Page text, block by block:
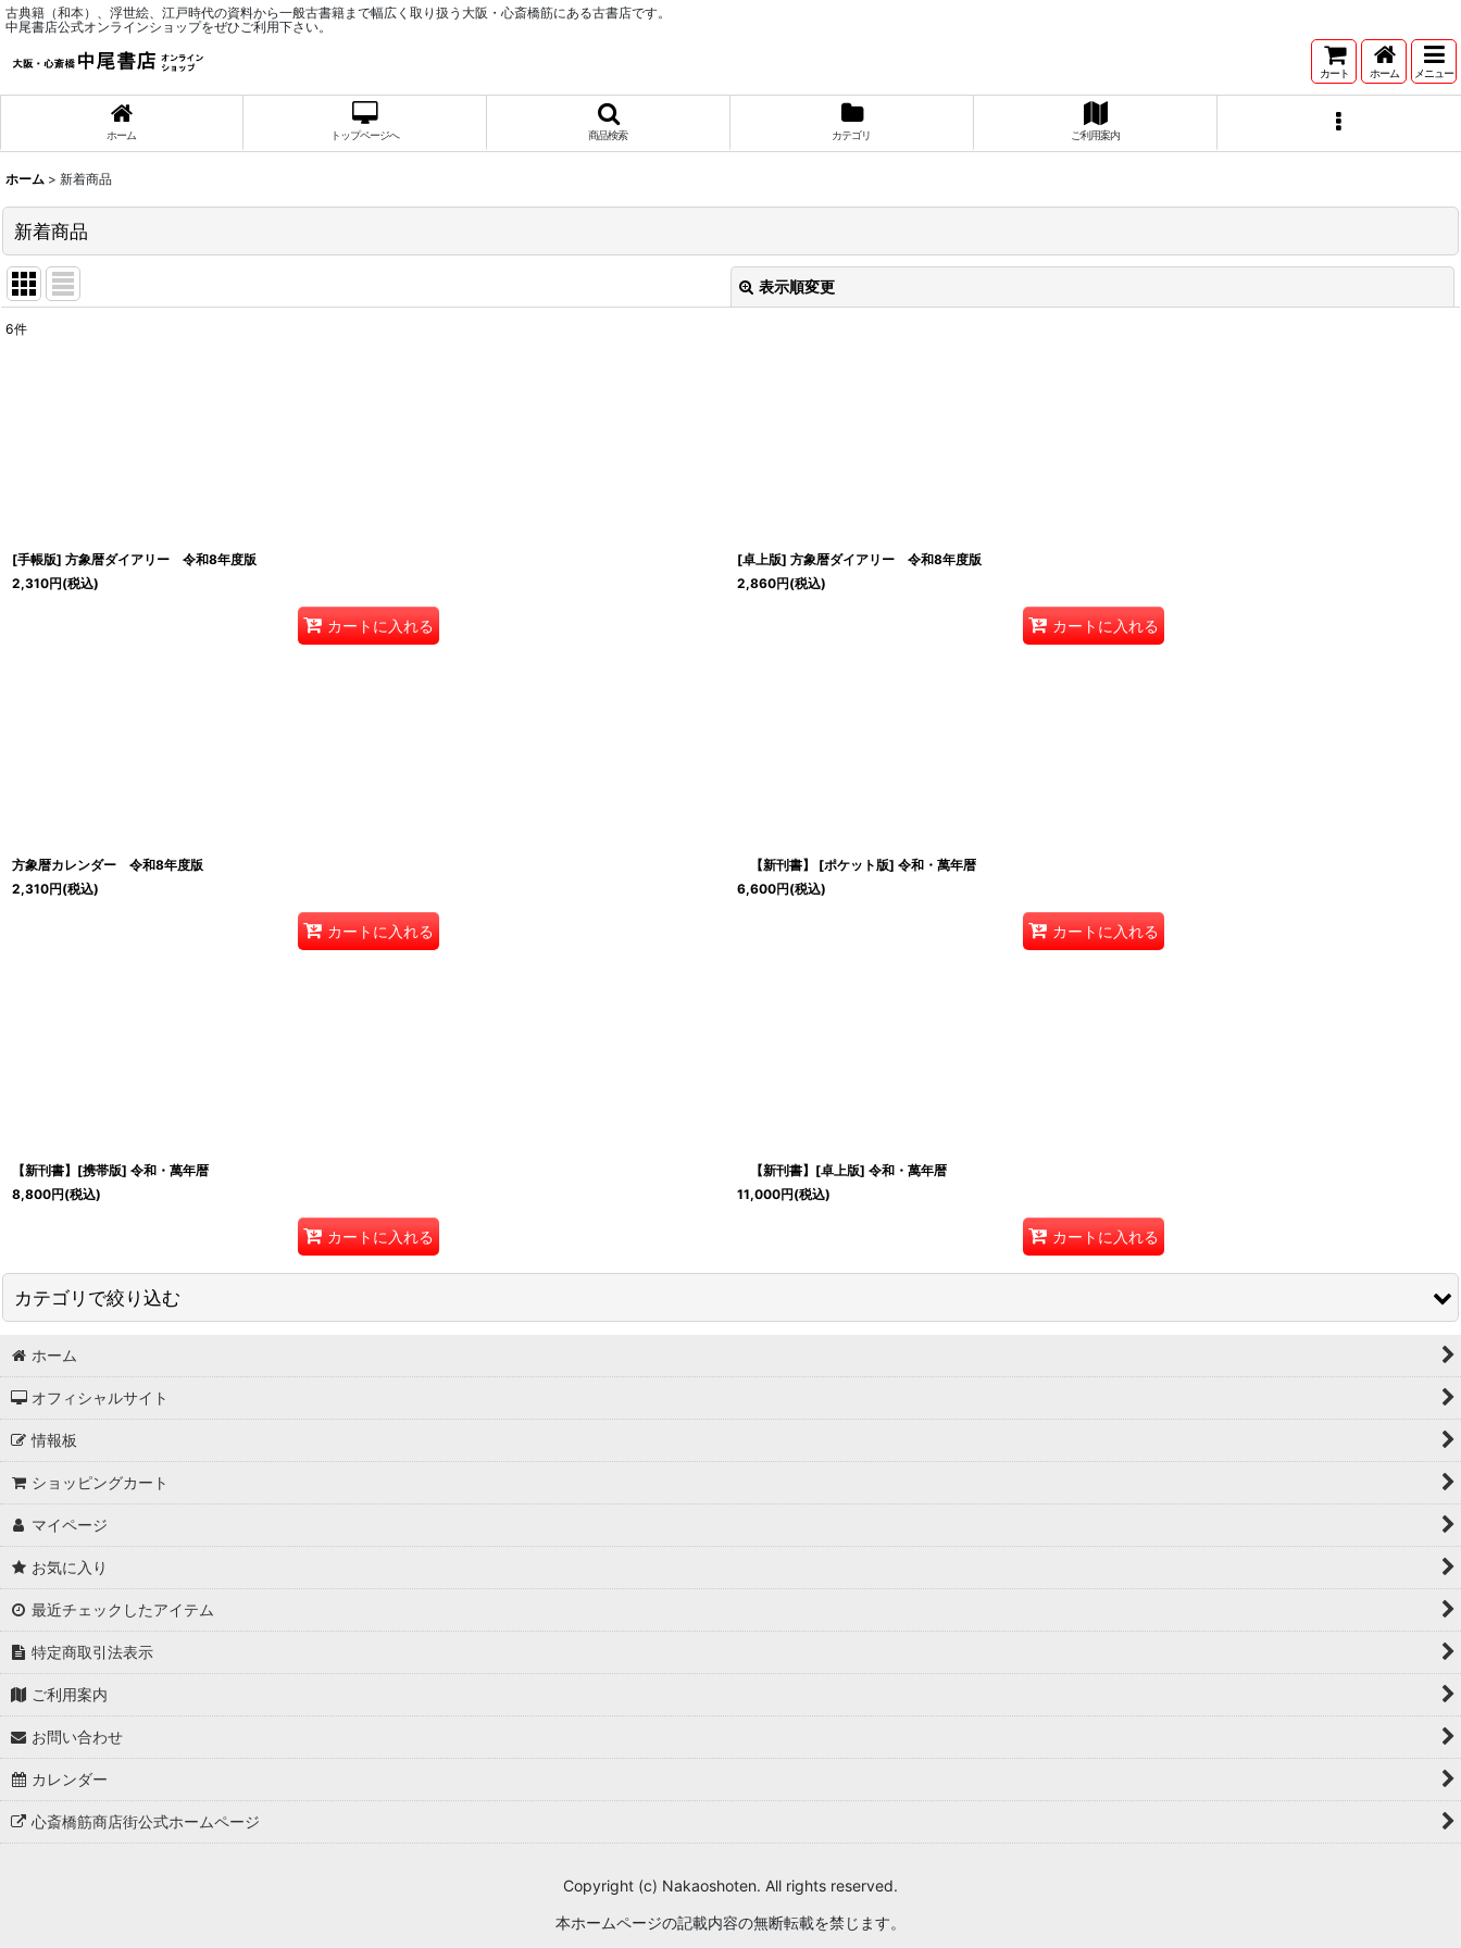
古典籍（和本）、浮世絵、江戸時代の資料から一般古書籍まで幅広く取り扱う大阪・心斎橋筋にある古書店です。
中尾書店公式オンラインショップをぜひご利用下さい。
カート ホーム メニュー
ホーム トップページへ 商品検索 カテゴリ ご利用案内
ホーム > 新着商品
新着商品
表示順変更
6件
[手帳版] 方象暦ダイアリー 令和8年度版
2,310円(税込)
カートに入れる
[卓上版] 方象暦ダイアリー 令和8年度版
2,860円(税込)
カートに入れる
方象暦カレンダー 令和8年度版
2,310円(税込)
カートに入れる
【新刊書】 [ポケット版] 令和・萬年暦
6,600円(税込)
カートに入れる
【新刊書】[携帯版] 令和・萬年暦
8,800円(税込)
カートに入れる
【新刊書】[卓上版] 令和・萬年暦
11,000円(税込)
カートに入れる
カテゴリで絞り込む
古典籍目録（和本）
古書籍目録
運命学関係古書目録
書道関係古書目録
浮世絵目録
方象暦カレンダー・ダイアリー
新菜箸本撰（しんさいばしほんえらみ）
心斎橋筋の文化史
モダン心斎橋コレクション(メトロポリスの時代と記憶)
ホーム
オフィシャルサイト
情報板
ショッピングカート
マイページ
お気に入り
最近チェックしたアイテム
特定商取引法表示
ご利用案内
お問い合わせ
カレンダー
心斎橋筋商店街公式ホームページ
Copyright (c) Nakaoshoten. All rights reserved.
本ホームページの記載内容の無断転載を禁じます。